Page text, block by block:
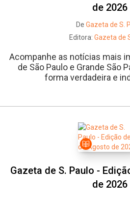
de 2026
De Gazeta de S.
Editora: Gazeta de
Acompanhe as notícias mais
de São Paulo e Grande São
forma verdadeira e
Gazeta de S. Paulo -
de 2026